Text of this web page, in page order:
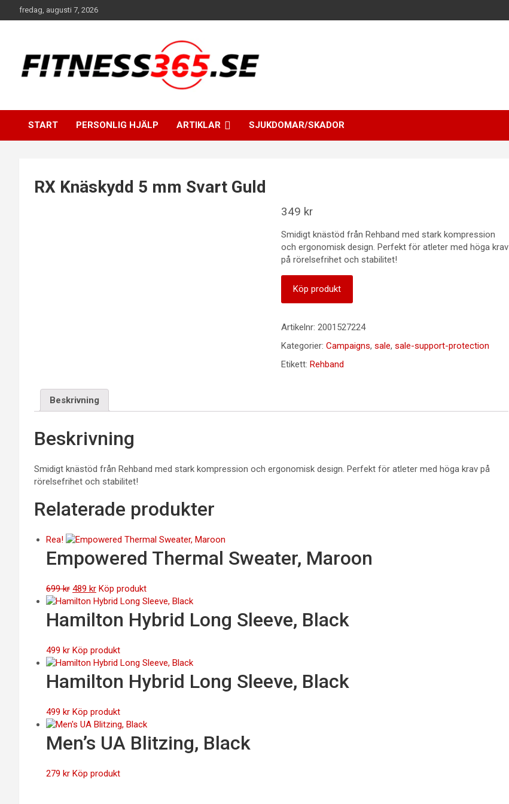
Hoppa
till
fredag, augusti 7, 2026
FITNESS365
START PERSONLIG HJÄLP ARTIKLAR SJUKDOMAR/SKADOR
RX Knäskydd 5 mm Svart Guld
349 kr
Smidigt knästöd från Rehband med stark kompression
och ergonomisk design. Perfekt för atleter med höga krav
på rörelsefrihet och stabilitet!
Köp produkt
Artikelnr: 2001527224
Kategorier: Campaigns, sale, sale-support-protection
Etikett: Rehband
Beskrivning
Beskrivning
Smidigt knästöd från Rehband med stark kompression och ergonomisk design. Perfekt för atleter med höga krav på
rörelsefrihet och stabilitet!
Relaterade produkter
Rea!
Empowered Thermal Sweater, Maroon
699kr Det
ursprungliga
priset
var:
489 krDet
nuvarande
priset
är:
Köp produkt
Hamilton Hybrid Long Sleeve, Black
499 kr Köp produkt
Hamilton Hybrid Long Sleeve, Black
499 kr Köp produkt
Men’s UA Blitzing, Black
279 kr Köp produkt